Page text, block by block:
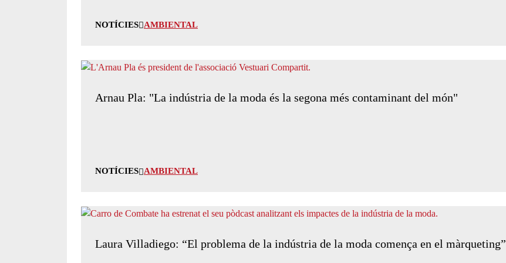
NOTÍCIES AMBIENTAL
Arnau Pla: "La indústria de la moda és la segona més contaminant del món"
NOTÍCIES AMBIENTAL
Laura Villadiego: “El problema de la indústria de la moda comença en el màrqueting”